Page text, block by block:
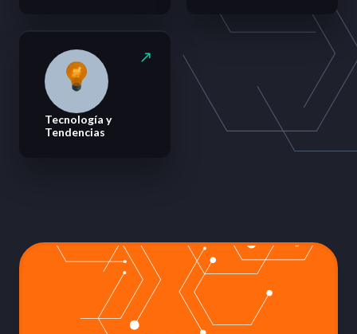
Tecnología y
Tendencias